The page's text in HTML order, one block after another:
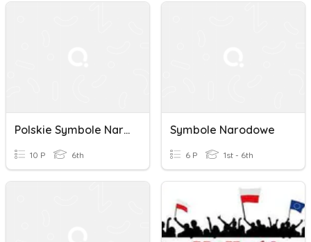
Polskie Symbole Narodowe
10 P 6th
Symbole Narodowe
6 P 1st - 6th